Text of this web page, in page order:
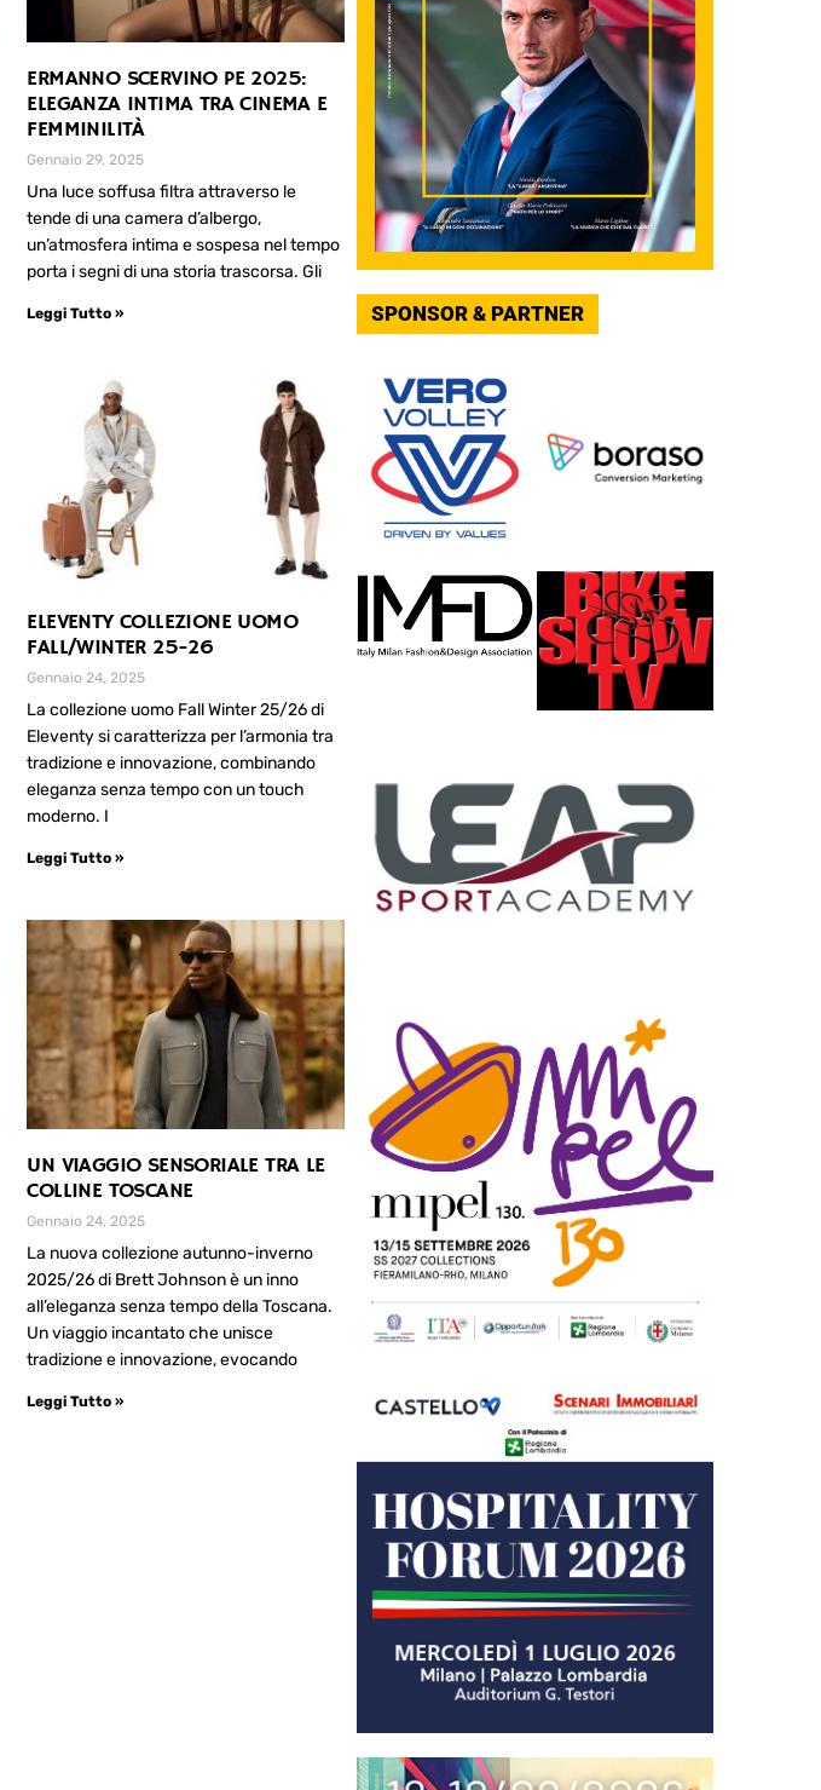
ERMANNO SCERVINO PE 2025:
ELEGANZA INTIMA TRA CINEMA E
FEMMINILITÀ
Gennaio 29, 2025
Una luce soffusa filtra attraverso le
tende di una camera d’albergo,
un’atmosfera intima e sospesa nel tempo
porta i segni di una storia trascorsa. Gli
Leggi Tutto »
ELEVENTY COLLEZIONE UOMO
FALL/WINTER 25-26
Gennaio 24, 2025
La collezione uomo Fall Winter 25/26 di
Eleventy si caratterizza per l’armonia tra
tradizione e innovazione, combinando
eleganza senza tempo con un touch
moderno. I
Leggi Tutto »
UN VIAGGIO SENSORIALE TRA LE
COLLINE TOSCANE
Gennaio 24, 2025
La nuova collezione autunno-inverno
2025/26 di Brett Johnson è un inno
all’eleganza senza tempo della Toscana.
Un viaggio incantato che unisce
tradizione e innovazione, evocando
Leggi Tutto »
SPONSOR & PARTNER